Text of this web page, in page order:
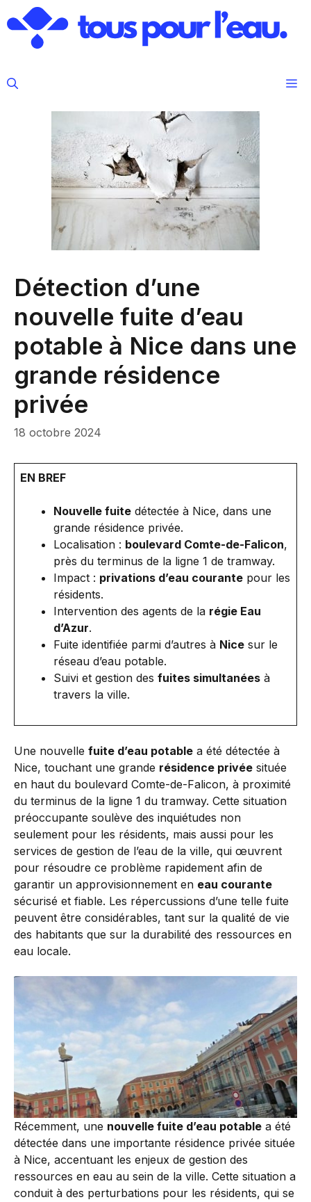
au
contenu
Détection d’une
nouvelle fuite d’eau
potable à Nice dans une
grande résidence
privée
18 octobre 2024
EN BREF
Nouvelle fuite détectée à Nice, dans une
grande résidence privée.
Localisation : boulevard Comte-de-Falicon,
près du terminus de la ligne 1 de tramway.
Impact : privations d’eau courante pour les
résidents.
Intervention des agents de la régie Eau
d’Azur.
Fuite identifiée parmi d’autres à Nice sur le
réseau d’eau potable.
Suivi et gestion des fuites simultanées à
travers la ville.
Une nouvelle fuite d’eau potable a été détectée à
Nice, touchant une grande résidence privée située
en haut du boulevard Comte-de-Falicon, à proximité
du terminus de la ligne 1 du tramway. Cette situation
préoccupante soulève des inquiétudes non
seulement pour les résidents, mais aussi pour les
services de gestion de l’eau de la ville, qui œuvrent
pour résoudre ce problème rapidement afin de
garantir un approvisionnement en eau courante
sécurisé et fiable. Les répercussions d’une telle fuite
peuvent être considérables, tant sur la qualité de vie
des habitants que sur la durabilité des ressources en
eau locale.
Récemment, une nouvelle fuite d’eau potable a été
détectée dans une importante résidence privée située
à Nice, accentuant les enjeux de gestion des
ressources en eau au sein de la ville. Cette situation a
conduit à des perturbations pour les résidents, qui se